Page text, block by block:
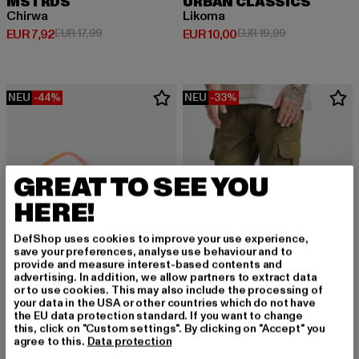
Chirwa
EUR 7,92
Derzeitiger Preis: EUR 7,92
EUR 17,99Aktionspreis: EUR 17,99
Likoma
EUR 10,00
Derzeitiger Preis: EUR 10,00
EUR 19,99Aktionspreis:
NEU -44%
URBAN CLASSICS
NEU -33%
URBAN CLASSICS
Cargo Jogging
GREAT TO SEE YOU
HERE!
DefShop uses cookies to improve your use experience,
save your preferences, analyse use behaviour and to
provide and measure interest-based contents and
advertising. In addition, we allow partners to extract data
or to use cookies. This may also include the processing of
your data in the USA or other countries which do not have
the EU data protection standard. If you want to change
this, click on "Custom settings". By clicking on "Accept" you
agree to this. Data protection